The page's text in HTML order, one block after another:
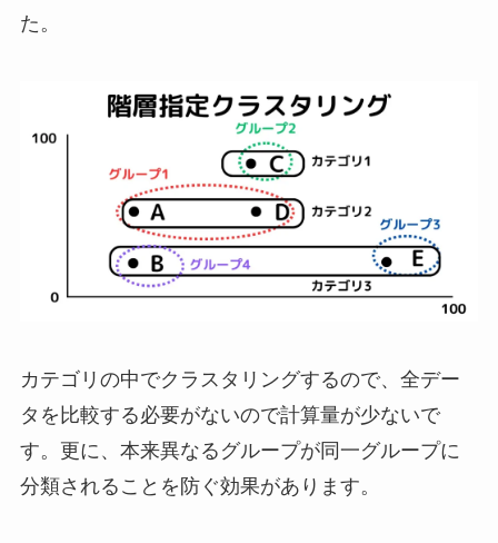
た。
カテゴリの中でクラスタリングするので、全デー
タを比較する必要がないので計算量が少ないで
す。更に、本来異なるグループが同一グループに
分類されることを防ぐ効果があります。